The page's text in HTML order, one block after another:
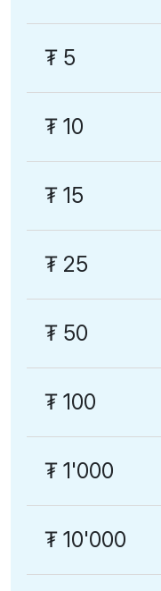
₮ 5
₮ 10
₮ 15
₮ 25
₮ 50
₮ 100
₮ 1'000
₮ 10'000